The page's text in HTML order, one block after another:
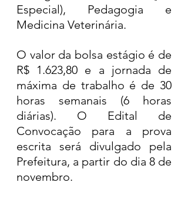
Especial), Pedagogia e
Medicina Veterinária.
O valor da bolsa estágio é de
R$ 1.623,80 e a jornada de
máxima de trabalho é de 30
horas semanais (6 horas
diárias). O Edital de
Convocação para a prova
escrita será divulgado pela
Prefeitura, a partir do dia 8 de
novembro.